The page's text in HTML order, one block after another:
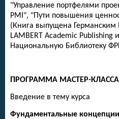
"Управление портфелями
PMI", "Пути повышения
(Книга выпущена Германским
LAMBERT Academic Publishing
Национальную Библиотеку
ПРОГРАММА МАСТЕР-КЛАССА
Введение в тему курса
Фундаментальные